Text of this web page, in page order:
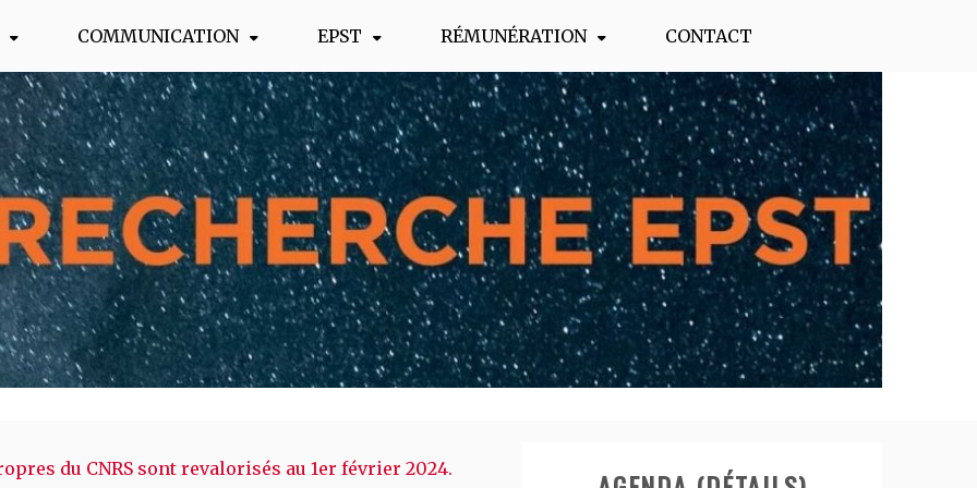
COMMUNICATION EPST RÉMUNÉRATION CONTACT
du CNRS sont revalorisés au 1er février 2024.